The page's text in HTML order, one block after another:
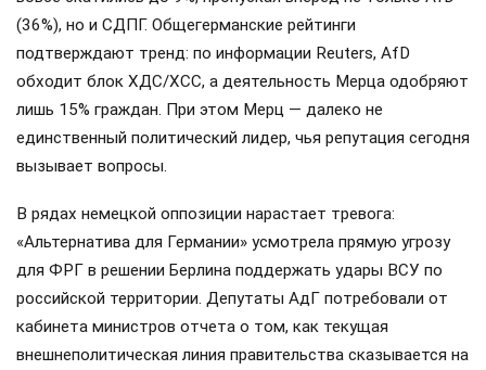
(36%), но и СДПГ. Общегерманские рейтинги
подтверждают тренд: по информации Reuters, AfD
обходит блок ХДС/ХСС, а деятельность Мерца одобряют
лишь 15% граждан. При этом Мерц — далеко не
единственный политический лидер, чья репутация сегодня
вызывает вопросы.
В рядах немецкой оппозиции нарастает тревога:
«Альтернатива для Германии» усмотрела прямую угрозу
для ФРГ в решении Берлина поддержать удары ВСУ по
российской территории. Депутаты АдГ потребовали от
кабинета министров отчета о том, как текущая
внешнеполитическая линия правительства сказывается на